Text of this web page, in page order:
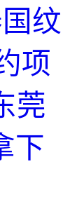
纹
项
莞
下